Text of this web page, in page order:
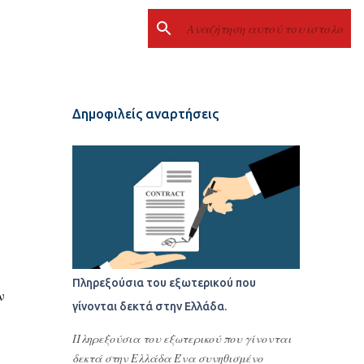
Δημοφιλείς αναρτήσεις
Πληρεξούσια του εξωτερικού που
γίνονται δεκτά στην Ελλάδα.
Πληρεξούσια του εξωτερικού που γίνονται
δεκτά στην Ελλάδα Ένα συνηθισμένο